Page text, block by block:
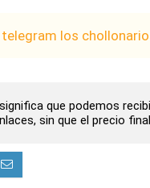
los
que podemos
sin que el precio